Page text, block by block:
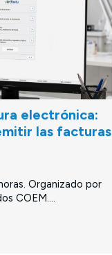
electrónica:
las facturas
Organizado por
COEM....